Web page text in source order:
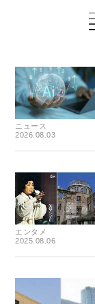
ニュース
2026.08.03
エンタメ
2025.08.06